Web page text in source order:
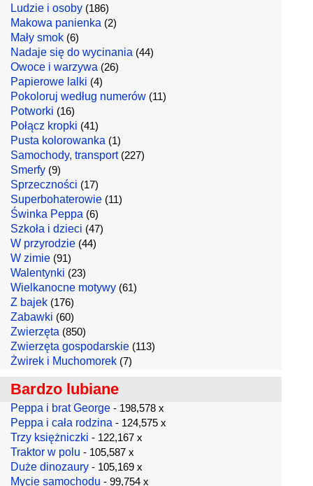
Ludzie i osoby (186)
Makowa panienka (2)
Mały smok (6)
Nadaje się do wycinania (44)
Owoce i warzywa (26)
Papierowe lalki (4)
Pokoloruj według numerów (11)
Potworki (16)
Połącz kropki (41)
Pusta kolorowanka (1)
Samochody, transport(227)
Smerfy (9)
Sprzeczności (17)
Superbohaterowie (11)
Świnka Peppa (6)
Szkoła i dzieci (47)
W przyrodzie (44)
W zimie (91)
Walentynki (23)
Wielkanocne motywy (61)
Z bajek (176)
Zabawki (60)
Zwierzęta (850)
Zwierzęta gospodarskie (113)
Żwirek i Muchomorek (7)
Bardzo lubiane
Peppa i brat George - 198,578 x
Peppa i cała rodzina - 124,575 x
Trzy księżniczki - 122,167 x
Traktor w polu - 105,587 x
Duże dinozaury - 105,169 x
Mycie samochodu - 99,754 x